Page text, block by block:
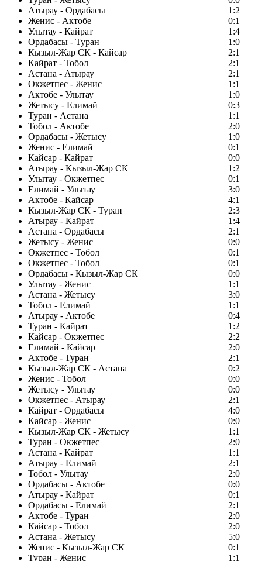
Атырау - Ордабасы
1:2
Женис - Актобе
0:1
Улытау - Кайрат
1:4
Ордабасы - Туран
1:0
Кызыл-Жар СК - Кайсар
2:1
Кайрат - Тобол
2:1
Астана - Атырау
2:1
Окжетпес - Женис
1:1
Актобе - Улытау
1:0
Жетысу - Елимай
0:3
Туран - Астана
1:1
Тобол - Актобе
2:0
Ордабасы - Жетысу
1:0
Женис - Елимай
0:1
Кайсар - Кайрат
0:0
Атырау - Кызыл-Жар СК
1:2
Улытау - Окжетпес
0:1
Елимай - Улытау
3:0
Актобе - Кайсар
4:1
Кызыл-Жар СК - Туран
2:3
Атырау - Кайрат
1:4
Астана - Ордабасы
2:1
Жетысу - Женис
0:0
Окжетпес - Тобол
0:1
Окжетпес - Тобол
0:1
Ордабасы - Кызыл-Жар СК
0:0
Улытау - Женис
1:1
Астана - Жетысу
3:0
Тобол - Елимай
1:1
Атырау - Актобе
0:4
Туран - Кайрат
1:2
Кайсар - Окжетпес
2:2
Елимай - Кайсар
2:0
Актобе - Туран
2:1
Кызыл-Жар СК - Астана
0:2
Женис - Тобол
0:0
Жетысу - Улытау
0:0
Окжетпес - Атырау
2:1
Кайрат - Ордабасы
4:0
Кайсар - Женис
0:0
Кызыл-Жар СК - Жетысу
1:1
Туран - Окжетпес
2:0
Астана - Кайрат
1:1
Атырау - Елимай
2:1
Тобол - Улытау
2:0
Ордабасы - Актобе
0:0
Атырау - Кайрат
0:1
Ордабасы - Елимай
2:1
Актобе - Туран
2:0
Кайсар - Тобол
2:0
Астана - Жетысу
5:0
Женис - Кызыл-Жар СК
0:1
Туран - Женис
1:1